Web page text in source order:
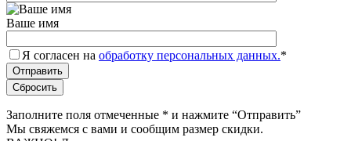
Ваше имя
Я согласен на обработку персональных данных.*
Заполните поля отмеченные * и нажмите “Отправить”
Мы свяжемся с вами и сообщим размер скидки.